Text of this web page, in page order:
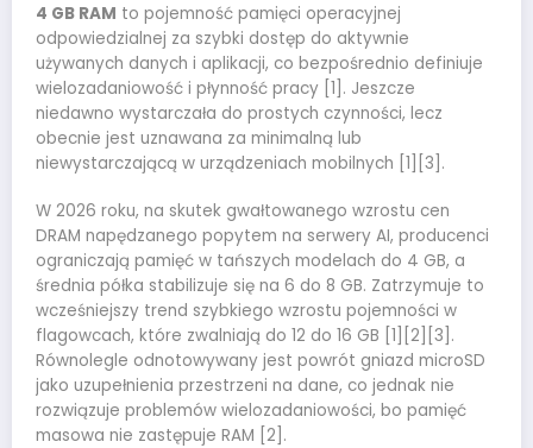
4 GB RAM to pojemność pamięci operacyjnej
odpowiedzialnej za szybki dostęp do aktywnie
używanych danych i aplikacji, co bezpośrednio definiuje
wielozadaniowość i płynność pracy [1]. Jeszcze
niedawno wystarczała do prostych czynności, lecz
obecnie jest uznawana za minimalną lub
niewystarczającą w urządzeniach mobilnych [1][3].
W 2026 roku, na skutek gwałtowanego wzrostu cen
DRAM napędzanego popytem na serwery AI, producenci
ograniczają pamięć w tańszych modelach do 4 GB, a
średnia półka stabilizuje się na 6 do 8 GB. Zatrzymuje to
wcześniejszy trend szybkiego wzrostu pojemności w
flagowcach, które zwalniają do 12 do 16 GB [1][2][3].
Równolegle odnotowywany jest powrót gniazd microSD
jako uzupełnienia przestrzeni na dane, co jednak nie
rozwiązuje problemów wielozadaniowości, bo pamięć
masowa nie zastępuje RAM [2].